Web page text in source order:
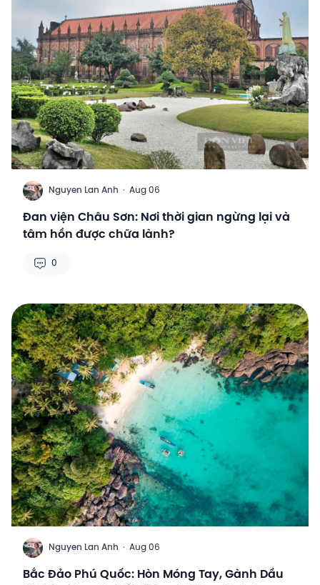
N Nguyen Lan Anh · Aug 06
Đan viện Châu Sơn: Nơi thời gian ngừng lại và
tâm hồn được chữa lành?
0
N Nguyen Lan Anh · Aug 06
Bắc Đảo Phú Quốc: Hòn Móng Tay, Gành Dầu